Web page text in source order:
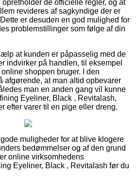
de officielle regler, og at
revideres af sagkyndige der er
er desuden en god mulighed for
problemstillinger som følge af din
at kunden er påpasselig med de
indvirker på handlen, til eksempel
shoppen bruger. I den
afgørende, at man altid opbevarer
man en anden gang vil kunne
Eyeliner, Black , Revitalash,
efter varer til en pige eller dreng.
muligheder for at blive klogere
bedømmelser og af den grund
online virksomhedens
Eyeliner, Black , Revitalash før du